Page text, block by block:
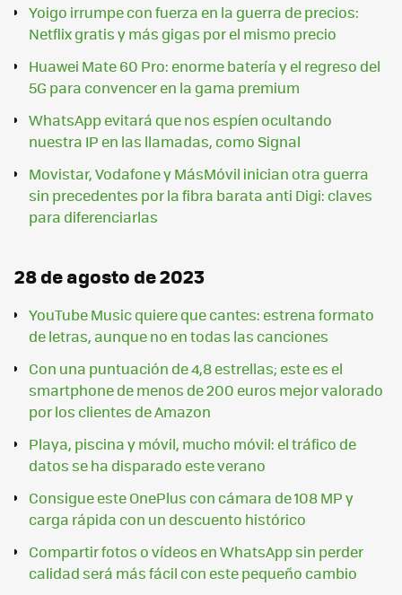
Yoigo irrumpe con fuerza en la guerra de precios:
Netflix gratis y más gigas por el mismo precio
Huawei Mate 60 Pro: enorme batería y el regreso del
5G para convencer en la gama premium
WhatsApp evitará que nos espíen ocultando
nuestra IP en las llamadas, como Signal
Movistar, Vodafone y MásMóvil inician otra guerra
sin precedentes por la fibra barata anti Digi: claves
para diferenciarlas
28 de agosto de 2023
YouTube Music quiere que cantes: estrena formato
de letras, aunque no en todas las canciones
Con una puntuación de 4,8 estrellas; este es el
smartphone de menos de 200 euros mejor valorado
por los clientes de Amazon
Playa, piscina y móvil, mucho móvil: el tráfico de
datos se ha disparado este verano
Consigue este OnePlus con cámara de 108 MP y
carga rápida con un descuento histórico
Compartir fotos o vídeos en WhatsApp sin perder
calidad será más fácil con este pequeño cambio